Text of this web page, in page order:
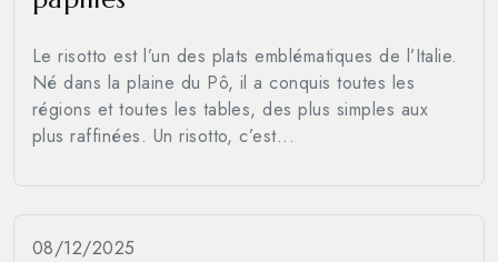
Le risotto est l’un des plats emblématiques de l’Italie.
Né dans la plaine du Pô, il a conquis toutes les
régions et toutes les tables, des plus simples aux
plus raffinées. Un risotto, c’est...
08/12/2025